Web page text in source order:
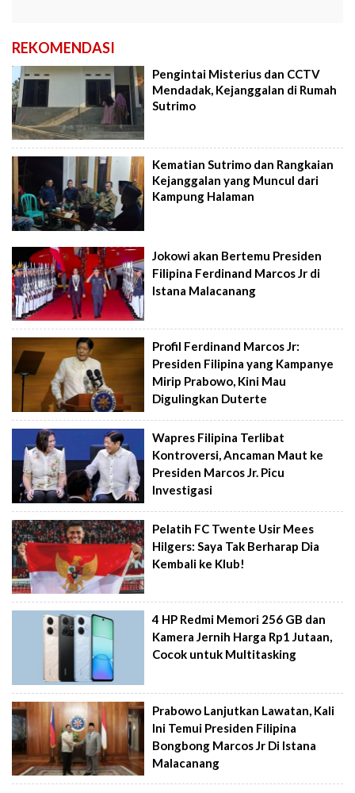
REKOMENDASI
Pengintai Misterius dan CCTV
Mendadak, Kejanggalan di Rumah
Sutrimo
Kematian Sutrimo dan Rangkaian
Kejanggalan yang Muncul dari
Kampung Halaman
Jokowi akan Bertemu Presiden
Filipina Ferdinand Marcos Jr di
Istana Malacanang
Profil Ferdinand Marcos Jr:
Presiden Filipina yang Kampanye
Mirip Prabowo, Kini Mau
Digulingkan Duterte
Wapres Filipina Terlibat
Kontroversi, Ancaman Maut ke
Presiden Marcos Jr. Picu
Investigasi
Pelatih FC Twente Usir Mees
Hilgers: Saya Tak Berharap Dia
Kembali ke Klub!
4 HP Redmi Memori 256 GB dan
Kamera Jernih Harga Rp1 Jutaan,
Cocok untuk Multitasking
Prabowo Lanjutkan Lawatan, Kali
Ini Temui Presiden Filipina
Bongbong Marcos Jr Di Istana
Malacanang